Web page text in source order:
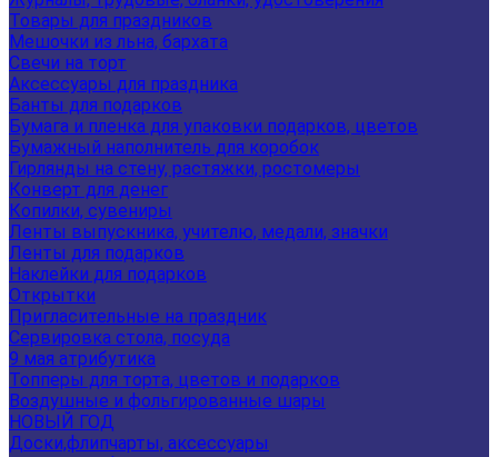
Товары для праздников
Мешочки из льна, бархата
Свечи на торт
Аксессуары для праздника
Банты для подарков
Бумага и пленка для упаковки подарков, цветов
Бумажный наполнитель для коробок
Гирлянды на стену, растяжки, ростомеры
Конверт для денег
Копилки, сувениры
Ленты выпускника, учителю, медали, значки
Ленты для подарков
Наклейки для подарков
Открытки
Пригласительные на праздник
Сервировка стола, посуда
9 мая атрибутика
Топперы для торта, цветов и подарков
Воздушные и фольгированные шары
НОВЫЙ ГОД
Доски,флипчарты, аксессуары